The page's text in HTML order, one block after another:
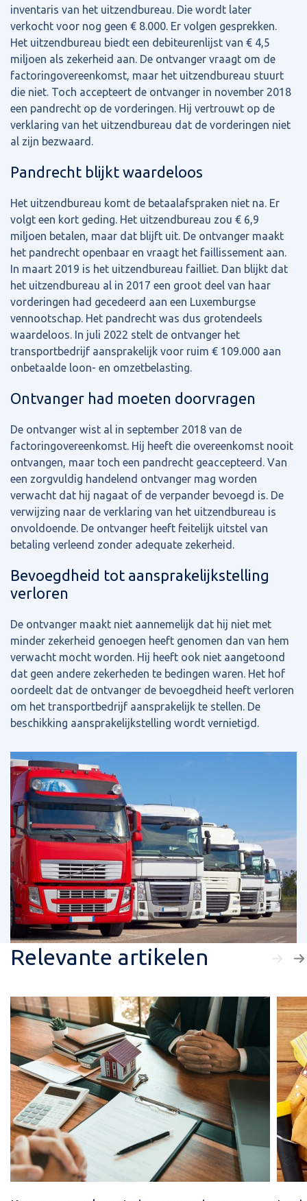
inventaris van het uitzendbureau. Die wordt later
verkocht voor nog geen € 8.000. Er volgen gesprekken.
Het uitzendbureau biedt een debiteurenlijst van € 4,5
miljoen als zekerheid aan. De ontvanger vraagt om de
factoringovereenkomst, maar het uitzendbureau stuurt
die niet. Toch accepteert de ontvanger in november 2018
een pandrecht op de vorderingen. Hij vertrouwt op de
verklaring van het uitzendbureau dat de vorderingen niet
al zijn bezwaard.
Pandrecht blijkt waardeloos
Het uitzendbureau komt de betaalafspraken niet na. Er
volgt een kort geding. Het uitzendbureau zou € 6,9
miljoen betalen, maar dat blijft uit. De ontvanger maakt
het pandrecht openbaar en vraagt het faillissement aan.
In maart 2019 is het uitzendbureau failliet. Dan blijkt dat
het uitzendbureau al in 2017 een groot deel van haar
vorderingen had gecedeerd aan een Luxemburgse
vennootschap. Het pandrecht was dus grotendeels
waardeloos. In juli 2022 stelt de ontvanger het
transportbedrijf aansprakelijk voor ruim € 109.000 aan
onbetaalde loon- en omzetbelasting.
Ontvanger had moeten doorvragen
De ontvanger wist al in september 2018 van de
factoringovereenkomst. Hij heeft die overeenkomst nooit
ontvangen, maar toch een pandrecht geaccepteerd. Van
een zorgvuldig handelend ontvanger mag worden
verwacht dat hij nagaat of de verpander bevoegd is. De
verwijzing naar de verklaring van het uitzendbureau is
onvoldoende. De ontvanger heeft feitelijk uitstel van
betaling verleend zonder adequate zekerheid.
Bevoegdheid tot aansprakelijkstelling
verloren
De ontvanger maakt niet aannemelijk dat hij niet met
minder zekerheid genoegen heeft genomen dan van hem
verwacht mocht worden. Hij heeft ook niet aangetoond
dat geen andere zekerheden te bedingen waren. Het hof
oordeelt dat de ontvanger de bevoegdheid heeft verloren
om het transportbedrijf aansprakelijk te stellen. De
beschikking aansprakelijkstelling wordt vernietigd.
Relevante artikelen